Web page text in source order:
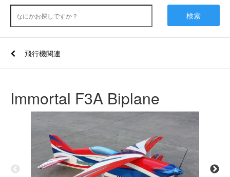
検索
飛行機関連
Immortal F3A Biplane